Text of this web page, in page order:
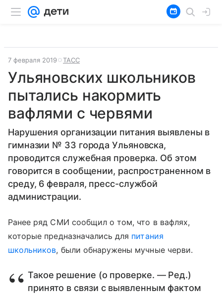
7 февраля 2019 ТАСС
Ульяновских школьников
пытались накормить
вафлями с червями
Нарушения организации питания выявлены в
гимназии № 33 города Ульяновска,
проводится служебная проверка. Об этом
говорится в сообщении, распространенном в
среду, 6 февраля, пресс-службой
администрации.
Ранее ряд СМИ сообщил о том, что в вафлях,
которые предназначались для питания
школьников, были обнаружены мучные черви.
Такое решение (о проверке. — Ред.)
принято в связи с выявленным фактом